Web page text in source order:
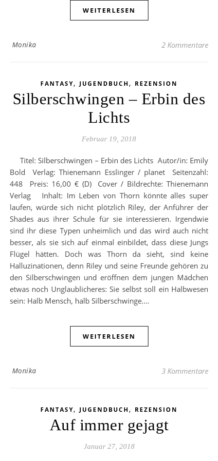
WEITERLESEN
Monika 2 Kommentare
FANTASY, JUGENDBUCH, REZENSION
Silberschwingen – Erbin des
Lichts
Februar 19, 2018
Titel: Silberschwingen – Erbin des Lichts Autor/in: Emily
Bold Verlag: Thienemann Esslinger / planet Seitenzahl:
448 Preis: 16,00 € (D) Cover / Bildrechte: Thienemann
Verlag Inhalt: Im Leben von Thorn könnte alles super
laufen, würde sich nicht plötzlich Riley, der Anführer der
Shades aus ihrer Schule für sie interessieren. Irgendwie
sind ihr diese Typen unheimlich und das wird auch nicht
besser, als sie sich auf einmal einbildet, dass diese Jungs
Flügel hätten. Doch was Thorn da sieht, sind keine
Halluzinationen, denn Riley und seine Freunde gehören zu
den Silberschwingen und eröffnen dem jungen Mädchen
etwas noch Unglaublicheres: Sie selbst soll ein Halbwesen
sein: Halb Mensch, halb Silberschwinge.…
WEITERLESEN
Monika 3 Kommentare
FANTASY, JUGENDBUCH, REZENSION
Auf immer gejagt
Januar 27, 2018